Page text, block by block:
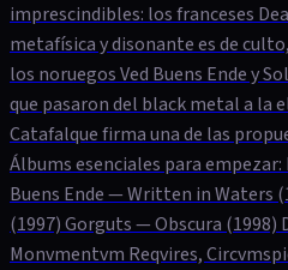
imprescindibles: los franceses
metafísica y disonante es de
los noruegos Ved Buens Ende y
que pasaron del black metal a la
Catafalque firma una de las
Álbums esenciales para
Buens Ende — Written in Waters
(1997) Gorguts — Obscura
Monvmentvm Reqvires,